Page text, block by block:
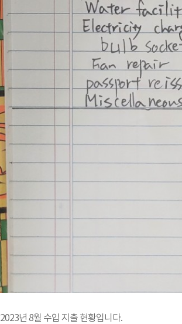
2023년 8월 수입 지출 현황입니다.